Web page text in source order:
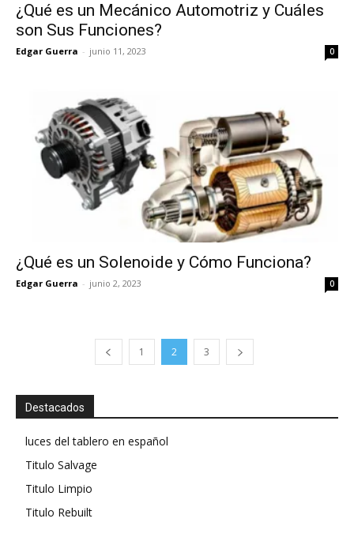
¿Qué es un Mecánico Automotriz y Cuáles
son Sus Funciones?
Edgar Guerra - junio 11, 2023 0
¿Qué es un Solenoide y Cómo Funciona?
Edgar Guerra - junio 2, 2023 0
1 2 3
Destacados
luces del tablero en español
Titulo Salvage
Titulo Limpio
Titulo Rebuilt